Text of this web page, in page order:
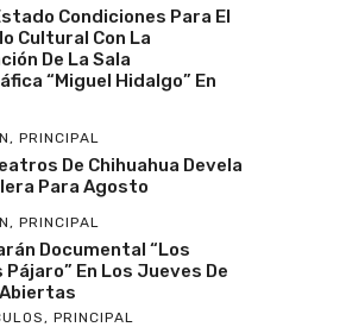
Condiciones Para El
Cultural Con La
De La Sala
“Miguel Hidalgo” En
, PRINCIPAL
De Chihuahua Devela
Para Agosto
, PRINCIPAL
Documental “Los
Pájaro” En Los Jueves De
, PRINCIPAL